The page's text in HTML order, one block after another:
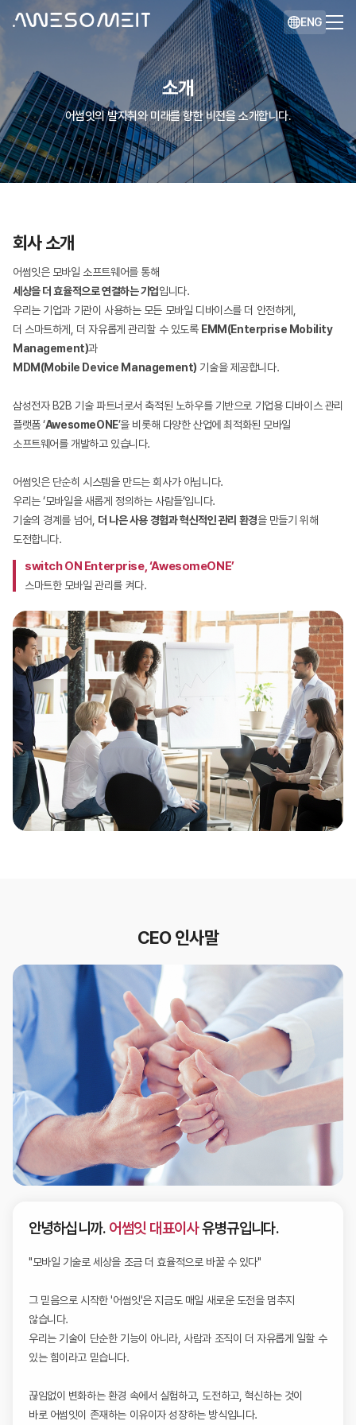
ENG
소개
어썸잇의 발자취와 미래를 향한 비전을 소개합니다.
회사 소개
어썸잇은 모바일 소프트웨어를 통해
세상을 더 효율적으로 연결하는 기업입니다.
우리는 기업과 기관이 사용하는 모든 모바일 디바이스를 더 안전하게,
더 스마트하게, 더 자유롭게 관리할 수 있도록 EMM(Enterprise Mobility
Management)과
MDM(Mobile Device Management) 기술을 제공합니다.
삼성전자 B2B 기술 파트너로서 축적된 노하우를 기반으로 기업용 디바이스 관리
플랫폼 ‘AwesomeONE’을 비롯해 다양한 산업에 최적화된 모바일
소프트웨어를 개발하고 있습니다.
어썸잇은 단순히 시스템을 만드는 회사가 아닙니다.
우리는 ‘모바일을 새롭게 정의하는 사람들’입니다.
기술의 경계를 넘어, 더 나은 사용 경험과 혁신적인 관리 환경을 만들기 위해
도전합니다.
switch ON Enterprise, ‘AwesomeONE’
스마트한 모바일 관리를 켜다.
CEO 인사말
안녕하십니까. 어썸잇 대표이사유병규입니다.
"모바일 기술로 세상을 조금 더 효율적으로 바꿀 수 있다"
그 믿음으로 시작한 '어썸잇'은 지금도 매일 새로운 도전을 멈추지
않습니다.
우리는 기술이 단순한 기능이 아니라, 사람과 조직이 더 자유롭게 일할 수
있는 힘이라고 믿습니다.
끊임없이 변화하는 환경 속에서 실험하고, 도전하고, 혁신하는 것이
바로 어썸잇이 존재하는 이유이자 성장하는 방식입니다.